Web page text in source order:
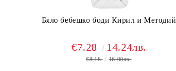
Бяло бебешко боди Кирил и Методий
€7.28 14.24лв.
€8.18 16.00лв.